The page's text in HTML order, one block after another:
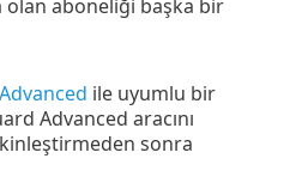
olan aboneliği başka bir
ile uyumlu bir
Advanced aracını
sonra